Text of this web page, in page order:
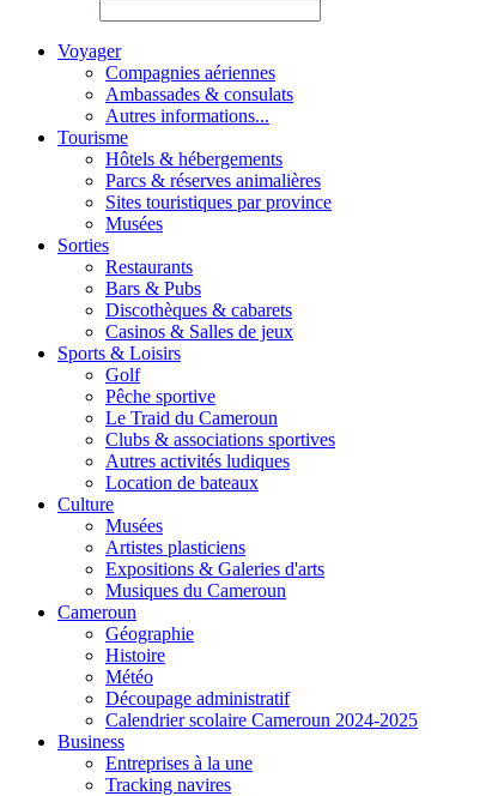
Voyager
Compagnies aériennes
Ambassades & consulats
Autres informations...
Tourisme
Hôtels & hébergements
Parcs & réserves animalières
Sites touristiques par province
Musées
Sorties
Restaurants
Bars & Pubs
Discothèques & cabarets
Casinos & Salles de jeux
Sports & Loisirs
Golf
Pêche sportive
Le Traid du Cameroun
Clubs & associations sportives
Autres activités ludiques
Location de bateaux
Culture
Musées
Artistes plasticiens
Expositions & Galeries d'arts
Musiques du Cameroun
Cameroun
Géographie
Histoire
Météo
Découpage administratif
Calendrier scolaire Cameroun 2024-2025
Business
Entreprises à la une
Tracking navires